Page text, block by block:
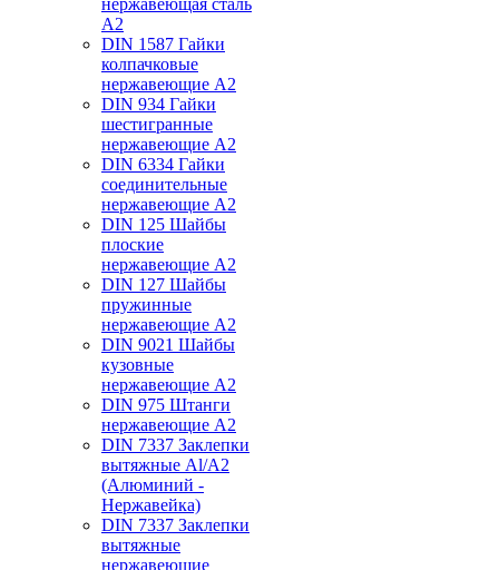
нержавеющая сталь
А2
DIN 1587 Гайки
колпачковые
нержавеющие А2
DIN 934 Гайки
шестигранные
нержавеющие А2
DIN 6334 Гайки
соединительные
нержавеющие А2
DIN 125 Шайбы
плоские
нержавеющие А2
DIN 127 Шайбы
пружинные
нержавеющие А2
DIN 9021 Шайбы
кузовные
нержавеющие А2
DIN 975 Штанги
нержавеющие А2
DIN 7337 Заклепки
вытяжные Al/A2
(Алюминий -
Нержавейка)
DIN 7337 Заклепки
вытяжные
нержавеющие